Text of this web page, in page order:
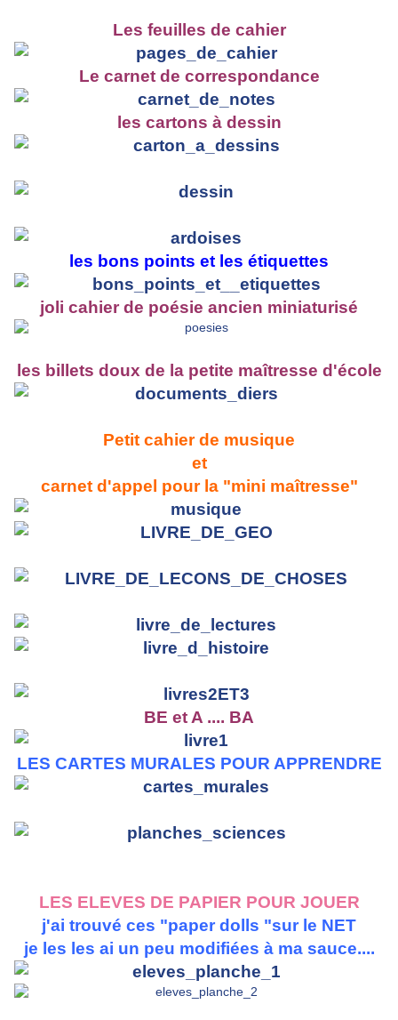
Les feuilles de cahier
Le carnet de correspondance
les cartons à dessin
les bons points et les étiquettes
joli cahier de poésie ancien miniaturisé
les billets doux de la petite maîtresse d'école
Petit cahier de musique
et
carnet d'appel pour la "mini maîtresse"
BE et A .... BA
LES CARTES MURALES POUR APPRENDRE
LES ELEVES DE PAPIER POUR JOUER
j'ai trouvé ces "paper dolls "sur le NET
je les les ai un peu modifiées à ma sauce....